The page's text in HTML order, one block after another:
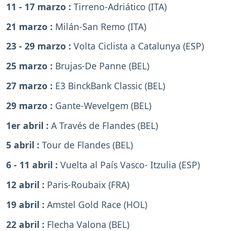
11 - 17 marzo : Tirreno-Adriático (ITA)
21 marzo : Milán-San Remo (ITA)
23 - 29 marzo : Volta Ciclista a Catalunya (ESP)
25 marzo : Brujas-De Panne (BEL)
27 marzo : E3 BinckBank Classic (BEL)
29 marzo : Gante-Wevelgem (BEL)
1er abril : A Través de Flandes (BEL)
5 abril : Tour de Flandes (BEL)
6 - 11 abril : Vuelta al País Vasco- Itzulia (ESP)
12 abril : Paris-Roubaix (FRA)
19 abril : Amstel Gold Race (HOL)
22 abril : Flecha Valona (BEL)